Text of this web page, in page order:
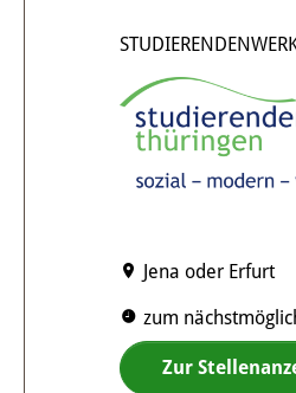
Jena oder Erfurt
zum
Zur